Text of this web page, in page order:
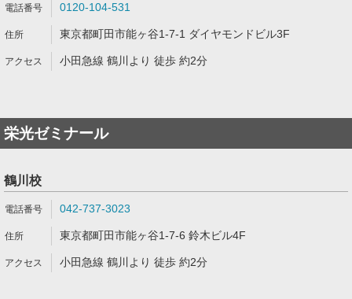
0120-104-531
東京都町田市能ヶ谷1-7-1 ダイヤモンドビル3F
小田急線 鶴川より 徒歩 約2分
栄光ゼミナール
鶴川校
042-737-3023
東京都町田市能ヶ谷1-7-6 鈴木ビル4F
小田急線 鶴川より 徒歩 約2分